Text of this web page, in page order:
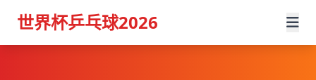
世界杯乒乓球2026